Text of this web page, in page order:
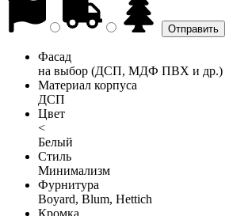
Фасад
на выбор (ДСП, МДФ ПВХ и др.)
Материал корпуса
ДСП
Цвет
<
Белый
Стиль
Минимализм
Фурнитура
Boyard, Blum, Hettich
Кромка